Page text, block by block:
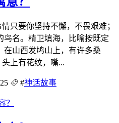
只要你坚持不懈，不畏艰难；
鸟名。精卫填海，比喻按既定
在山西发鸠山上，有许多桑
上有花纹，嘴...
#神话故事